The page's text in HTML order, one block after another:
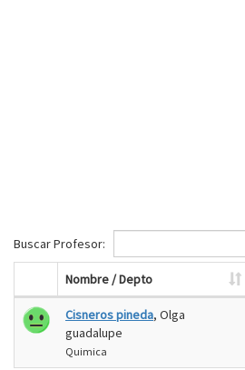
Buscar Profesor:
Nombre / Depto
Cisneros pineda, Olga
guadalupe
Quimica